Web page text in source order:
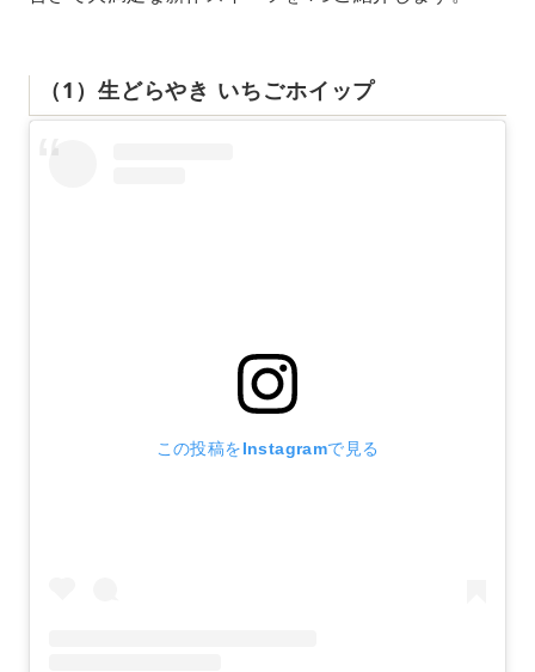
（1）生どらやき いちごホイップ
この投稿をInstagramで見る